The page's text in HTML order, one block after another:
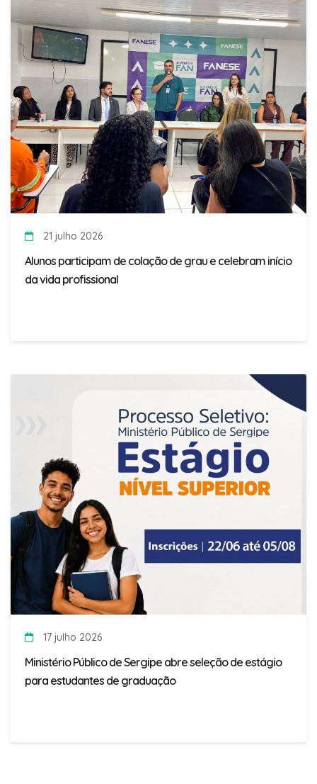
21 julho 2026
Alunos participam de colação de grau e celebram início
da vida profissional
17 julho 2026
Ministério Público de Sergipe abre seleção de estágio
para estudantes de graduação